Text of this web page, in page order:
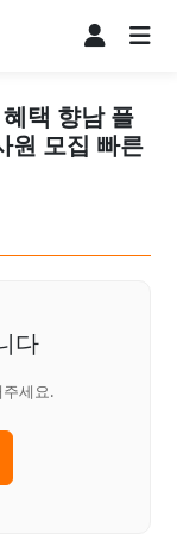
택 향남 플
원 모집 빠른
다
세요.